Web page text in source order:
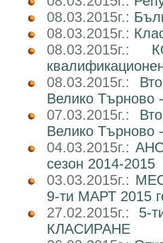
08.03.2015г.:
08.03.2015г.:
08.03.2015г.:
08.03.2015г.:
Велико Търново
07.03.2015г.:
Велико Търново
04.03.2015г.:
сезон 2014-2015
03.03.2015г.:
9-ти МАРТ 2015
27.02.2015г.: 5-
КЛАСИРАНЕ